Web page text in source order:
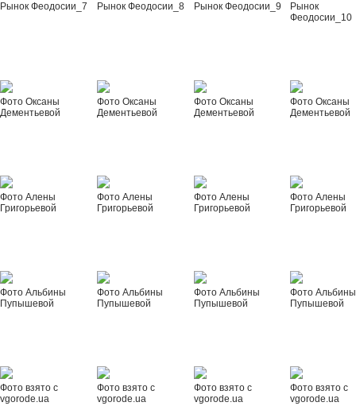
Рынок Феодосии_7 Рынок Феодосии_8 Рынок Феодосии_9
Рынок
Феодосии_10
Фото Оксаны
Дементьевой
Фото Оксаны
Дементьевой
Фото Оксаны
Дементьевой
Фото Оксаны
Дементьевой
Фото Алены
Григорьевой
Фото Алены
Григорьевой
Фото Алены
Григорьевой
Фото Алены
Григорьевой
Фото Альбины
Пупышевой
Фото Альбины
Пупышевой
Фото Альбины
Пупышевой
Фото Альбины
Пупышевой
Фото взято с
vgorode.ua
Фото взято с
vgorode.ua
Фото взято с
vgorode.ua
Фото взято с
vgorode.ua